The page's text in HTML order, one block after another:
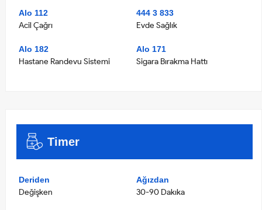
Alo 112
Acil Çağrı
444 3 833
Evde Sağlık
Alo 182
Hastane Randevu Sistemi
Alo 171
Sigara Bırakma Hattı
Timer
Deriden
Değişken
Ağızdan
30-90 Dakıka